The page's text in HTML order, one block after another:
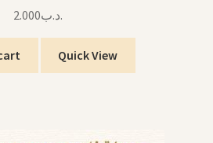
Other Baby Items منتجات الرضع الأخرى
.د.ب2.000
Quick View